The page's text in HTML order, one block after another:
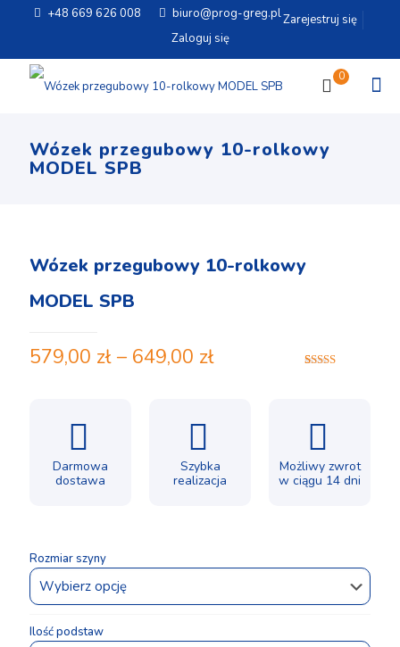
+48 669 626 008 biuro@prog-greg.plZarejestruj się
Zaloguj się
0
Wózek przegubowy 10-rolkowy
MODEL SPB
Wózek przegubowy 10-rolkowy
MODEL SPB
klientów
579,00 zł – 649,00 zł
Darmowa
dostawa
Szybka
realizacja
Możliwy zwrot
w ciągu 14 dni
Rozmiar szyny
Ilość podstaw